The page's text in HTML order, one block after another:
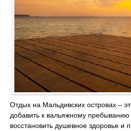
Отдых на Мальдивских островах –
добавить к вальяжному
восстановить душевное здоровье и